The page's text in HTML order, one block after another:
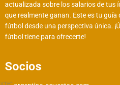
actualizada sobre los salarios de tus
que realmente ganan. Este es tu
fútbol desde una perspectiva única.
fútbol tiene para ofrecerte!
Socios